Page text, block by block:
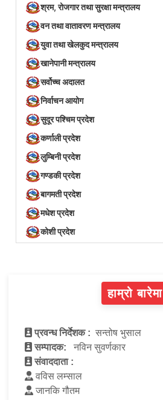
श्रम, रोजगार तथा सुरक्षा मन्त्रालय
वन तथा वातावरण मन्त्रालय
युवा तथा खेलकुद मन्त्रालय
खानेपानी मन्त्रालय
सर्वोच्च अदालत
निर्वाचन आयोग
सुदूर पश्चिम प्रदेश
कर्णाली प्रदेश
लुम्बिनी प्रदेश
गण्डकी प्रदेश
बागमती प्रदेश
मधेश प्रदेश
कोशी प्रदेश
हाम्रो बारेमा
प्रवन्ध निर्देशक : सन्तोष भुसाल
सम्पादक:
नविन सुवर्णकार
संवाददाता :
वविस लम्साल
जानकि गौतम